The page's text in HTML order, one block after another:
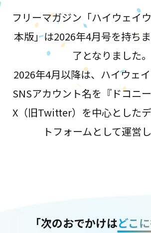
フリーマガジン「ハイウェイ
本版」は2026年4月号を持ち
了となりました。
2026年4月以降は、ハイウェ
SNSアカウント名を『ドコニ
X（旧Twitter）を中心とした
トフォームとして運営し
「次のおでかけはどこ